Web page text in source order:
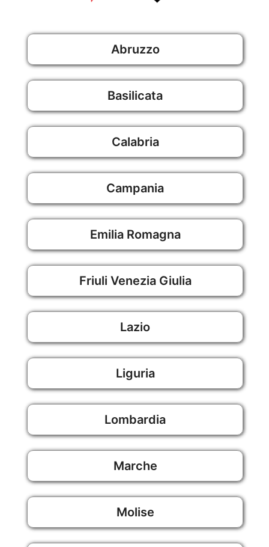
Abruzzo
Basilicata
Calabria
Campania
Emilia Romagna
Friuli Venezia Giulia
Lazio
Liguria
Lombardia
Marche
Molise